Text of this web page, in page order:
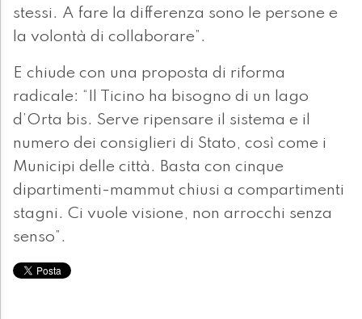
stessi. A fare la differenza sono le persone e
la volontà di collaborare”.
E chiude con una proposta di riforma
radicale: “Il Ticino ha bisogno di un lago
d’Orta bis. Serve ripensare il sistema e il
numero dei consiglieri di Stato, così come i
Municipi delle città. Basta con cinque
dipartimenti-mammut chiusi a compartimenti
stagni. Ci vuole visione, non arrocchi senza
senso”.